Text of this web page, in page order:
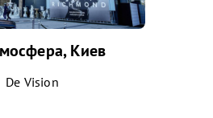
Киев
De Vision